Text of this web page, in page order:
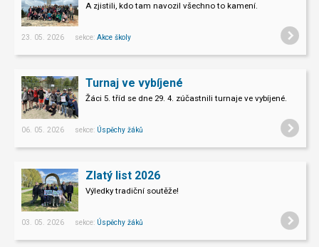
A zjistili, kdo tam navozil všechno to kamení.
23. 05. 2026 sekce: Akce školy
Turnaj ve vybíjené
Žáci 5. tříd se dne 29. 4. zúčastnili turnaje ve vybíjené.
06. 05. 2026 sekce: Úspěchy žáků
Zlatý list 2026
Výledky tradiční soutěže!
03. 05. 2026 sekce: Úspěchy žáků